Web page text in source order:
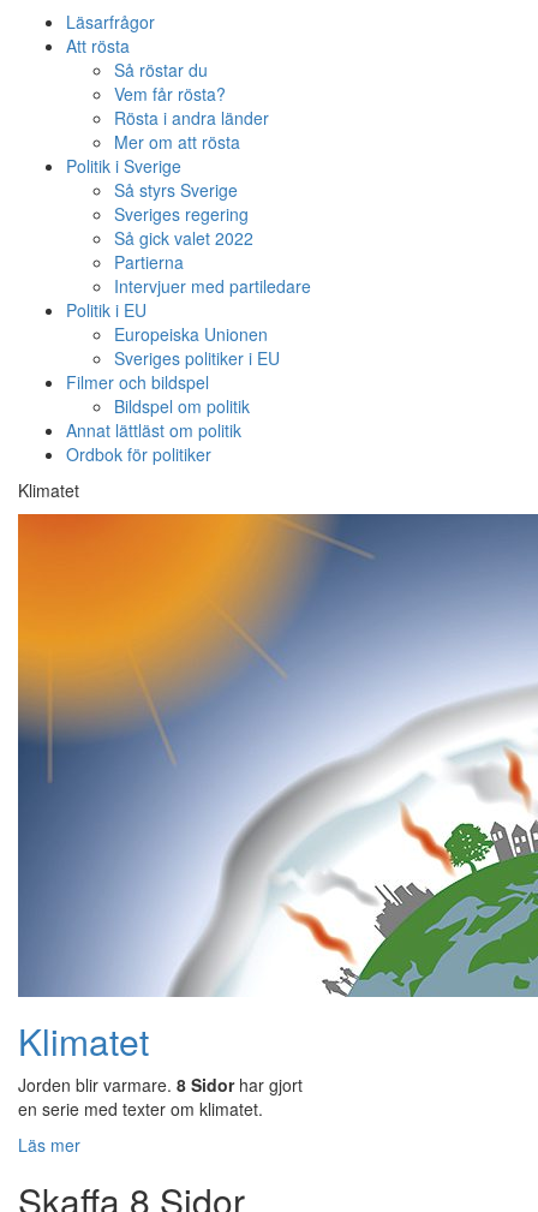
Läsarfrågor
Att rösta
Så röstar du
Vem får rösta?
Rösta i andra länder
Mer om att rösta
Politik i Sverige
Så styrs Sverige
Sveriges regering
Så gick valet 2022
Partierna
Intervjuer med partiledare
Politik i EU
Europeiska Unionen
Sveriges politiker i EU
Filmer och bildspel
Bildspel om politik
Annat lättläst om politik
Ordbok för politiker
Klimatet
Klimatet
Jorden blir varmare. 8 Sidorhar gjort
en serie med texter om klimatet.
Läs mer
Skaffa 8 Sidor